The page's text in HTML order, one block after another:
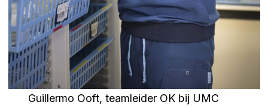
Guillermo Ooft, teamleider OK bij UMC